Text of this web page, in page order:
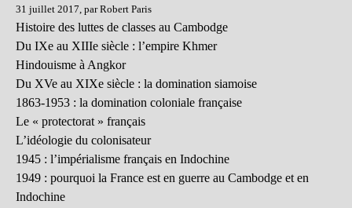
31 juillet 2017, par Robert Paris
Histoire des luttes de classes au Cambodge
Du IXe au XIIIe siècle : l’empire Khmer
Hindouisme à Angkor
Du XVe au XIXe siècle : la domination siamoise
1863-1953 : la domination coloniale française
Le « protectorat » français
L’idéologie du colonisateur
1945 : l’impérialisme français en Indochine
1949 : pourquoi la France est en guerre au Cambodge et en
Indochine